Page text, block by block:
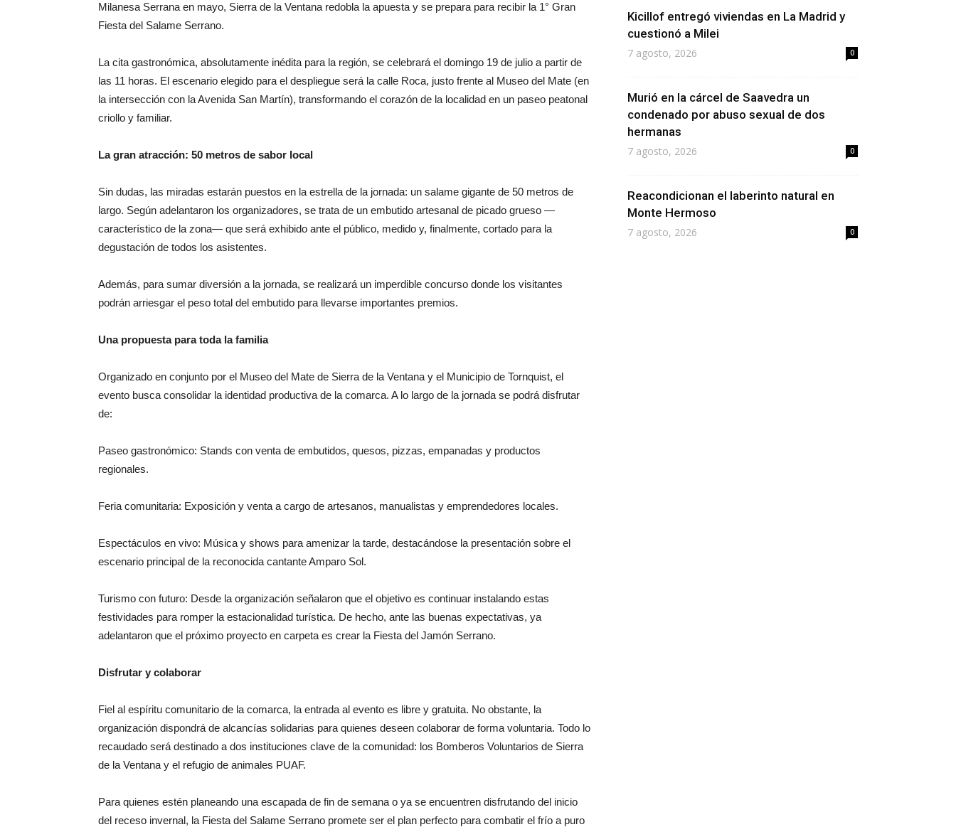
Milanesa Serrana en mayo, Sierra de la Ventana redobla la apuesta y se prepara para recibir la 1° Gran
Fiesta del Salame Serrano.
La cita gastronómica, absolutamente inédita para la región, se celebrará el domingo 19 de julio a partir de
las 11 horas. El escenario elegido para el despliegue será la calle Roca, justo frente al Museo del Mate (en
la intersección con la Avenida San Martín), transformando el corazón de la localidad en un paseo peatonal
criollo y familiar.
La gran atracción: 50 metros de sabor local
Sin dudas, las miradas estarán puestos en la estrella de la jornada: un salame gigante de 50 metros de
largo. Según adelantaron los organizadores, se trata de un embutido artesanal de picado grueso —
característico de la zona— que será exhibido ante el público, medido y, finalmente, cortado para la
degustación de todos los asistentes.
Además, para sumar diversión a la jornada, se realizará un imperdible concurso donde los visitantes
podrán arriesgar el peso total del embutido para llevarse importantes premios.
Una propuesta para toda la familia
Organizado en conjunto por el Museo del Mate de Sierra de la Ventana y el Municipio de Tornquist, el
evento busca consolidar la identidad productiva de la comarca. A lo largo de la jornada se podrá disfrutar
de:
Paseo gastronómico: Stands con venta de embutidos, quesos, pizzas, empanadas y productos
regionales.
Feria comunitaria: Exposición y venta a cargo de artesanos, manualistas y emprendedores locales.
Espectáculos en vivo: Música y shows para amenizar la tarde, destacándose la presentación sobre el
escenario principal de la reconocida cantante Amparo Sol.
Turismo con futuro: Desde la organización señalaron que el objetivo es continuar instalando estas
festividades para romper la estacionalidad turística. De hecho, ante las buenas expectativas, ya
adelantaron que el próximo proyecto en carpeta es crear la Fiesta del Jamón Serrano.
Disfrutar y colaborar
Fiel al espíritu comunitario de la comarca, la entrada al evento es libre y gratuita. No obstante, la
organización dispondrá de alcancías solidarias para quienes deseen colaborar de forma voluntaria. Todo lo
recaudado será destinado a dos instituciones clave de la comunidad: los Bomberos Voluntarios de Sierra
de la Ventana y el refugio de animales PUAF.
Para quienes estén planeando una escapada de fin de semana o ya se encuentren disfrutando del inicio
del receso invernal, la Fiesta del Salame Serrano promete ser el plan perfecto para combatir el frío a puro
Kicillof entregó viviendas en La Madrid y
cuestionó a Milei
7 agosto, 2026 0
Murió en la cárcel de Saavedra un
condenado por abuso sexual de dos
hermanas
7 agosto, 2026 0
Reacondicionan el laberinto natural en
Monte Hermoso
7 agosto, 2026 0